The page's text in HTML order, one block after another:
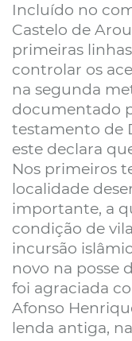
Incluído no
Castelo de
primeiras
controlar os
na segunda
documentado
testamento de
este declara
Nos primeiros
localidade
importante, a
condição de
incursão
novo na posse
foi agraciada
Afonso
lenda antiga,